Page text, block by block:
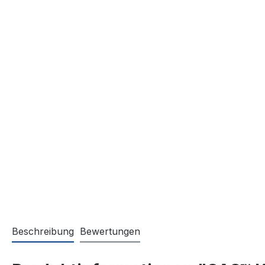
Beschreibung Bewertungen